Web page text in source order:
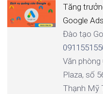
Tăng
Google
Đào tạo
Văn phòng
Plaza, số
Thạnh Mỹ